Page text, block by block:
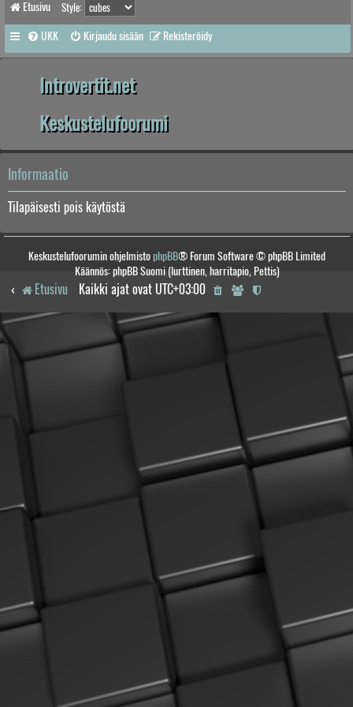
Etusivu Style:
UKK Kirjaudu sisään Rekisteröidy
Introvertit.net
Keskustelufoorumi
Informaatio
Tilapäisesti pois käytöstä
Keskustelufoorumin ohjelmistophpBB® Forum Software © phpBB Limited
Käännös: phpBB Suomi (lurttinen, harritapio, Pettis)
Etusivu Kaikki ajat ovat UTC+03:00